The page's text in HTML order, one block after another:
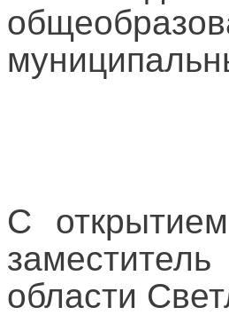
С
области